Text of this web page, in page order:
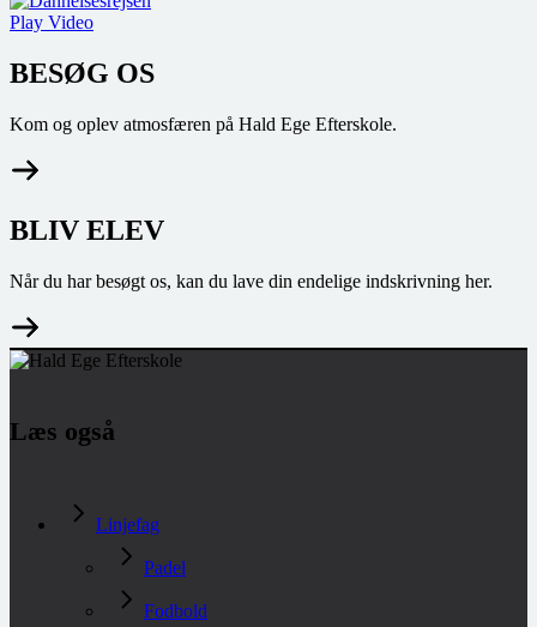
Play Video
BESØG OS
Kom og oplev atmosfæren på Hald Ege Efterskole.
BLIV ELEV
Når du har besøgt os, kan du lave din endelige indskrivning her.
Læs også
Linjefag
Padel
Fodbold